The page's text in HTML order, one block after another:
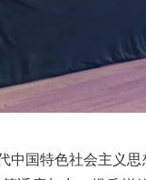
国特色社会主义思